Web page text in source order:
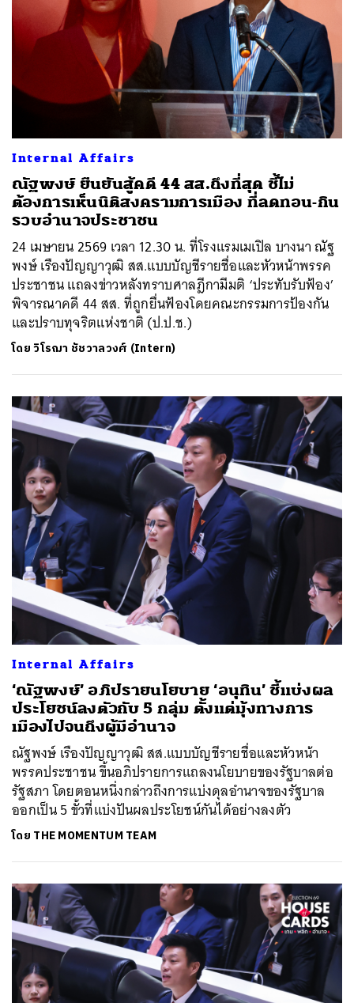
Internal Affairs
ณัฐพงษ์ ยืนยันสู้คดี 44 สส.ถึงที่สุด ชี้ไม่
ต้องการเห็นนิติสงครามการเมือง ที่ลดทอน-กิน
รวบอำนาจประชาชน
24 เมษายน 2569 เวลา 12.30 น. ที่โรงแรมเมเปิล บางนา ณัฐ
พงษ์ เรืองปัญญาวุฒิ สส.แบบบัญชีรายชื่อและหัวหน้าพรรค
ประชาชน แถลงข่าวหลังทราบศาลฎีกามีมติ ‘ประทับรับฟ้อง’
พิจารณาคดี 44 สส. ที่ถูกยื่นฟ้องโดยคณะกรรมการป้องกัน
และปราบทุจริตแห่งชาติ (ป.ป.ช.)
โดยวิโรฌา ชัชวาลวงศ์ (Intern)
Internal Affairs
‘ณัฐพงษ์’ อภิปรายนโยบาย ‘อนุทิน’ ชี้แบ่งผล
ประโยชน์ลงตัวกับ 5 กลุ่ม ตั้งแต่มุ้งทางการ
เมืองไปจนถึงผู้มีอำนาจ
ณัฐพงษ์ เรืองปัญญาวุฒิ สส.แบบบัญชีรายชื่อและหัวหน้า
พรรคประชาชน ขึ้นอภิปรายการแถลงนโยบายของรัฐบาลต่อ
รัฐสภา โดยตอนหนึ่งกล่าวถึงการแบ่งดุลอำนาจของรัฐบาล
ออกเป็น 5 ขั้วที่แบ่งปันผลประโยชน์กันได้อย่างลงตัว
โดย THE MOMENTUM TEAM
ค้นหา
SHARE TWEET LINE EMAIL